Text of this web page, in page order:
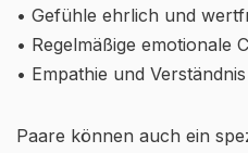
• Gefühle ehrlich und
• Regelmäßige emotionale
• Empathie und
Paare können auch ein